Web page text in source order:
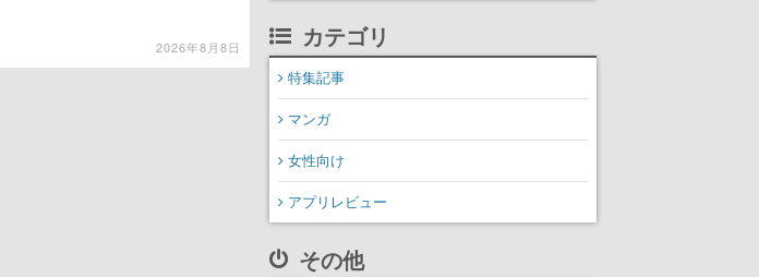
2026年8月8日 カテゴリ
特集記事
マンガ
女性向け
アプリレビュー
その他